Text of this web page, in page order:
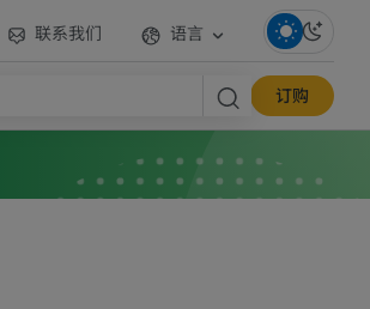
联系我们 语言
订购